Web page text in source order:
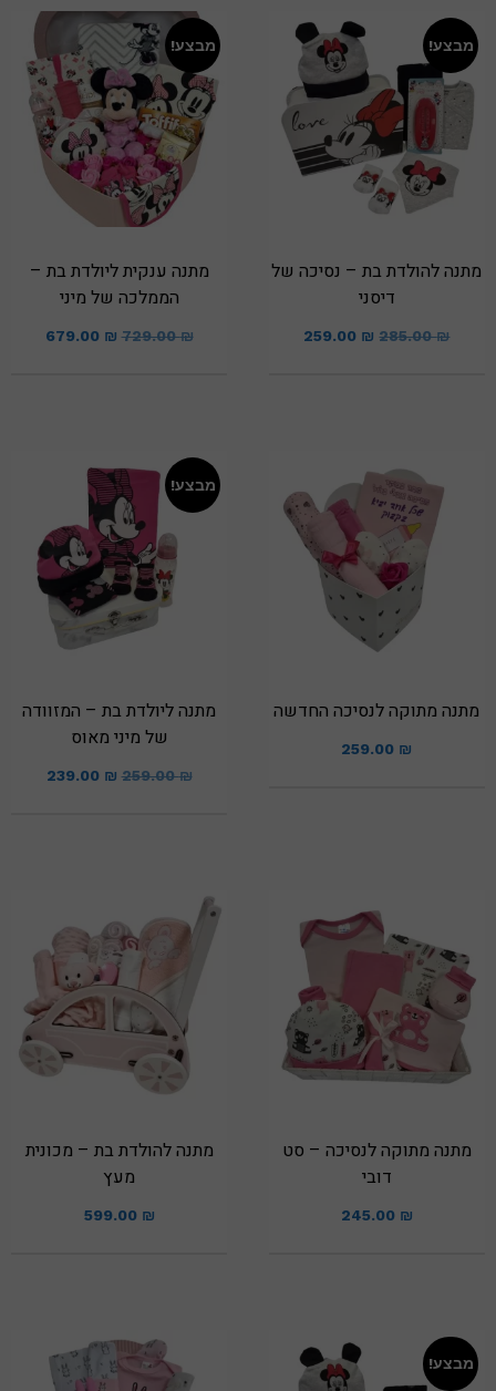
מבצע!
מתנה להולדת בת – נסיכה של
דיסני
285.00₪
259.00 ₪
מבצע!
מתנה ענקית ליולדת בת –
הממלכה של מיני
729.00₪
679.00 ₪
מתנה מתוקה לנסיכה החדשה
259.00 ₪
מבצע!
מתנה ליולדת בת – המזוודה
של מיני מאוס
259.00₪
239.00 ₪
מתנה מתוקה לנסיכה – סט
דובי
245.00 ₪
מתנה להולדת בת – מכונית
מעץ
599.00 ₪
מבצע!